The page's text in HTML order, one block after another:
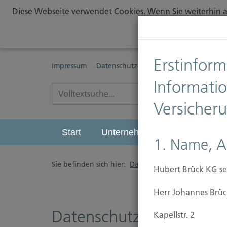
Diese Webseite verwendet Cookies. Wenn Sie
Impressum Datenschutz Erstinformationspflichten
Start Unternehmen
Sie befinden sich hier: Datenschutz
Datenschutzerklärung
1. Name,
Hubert Brück KG
Herr Johannes
Kapellstr. 2